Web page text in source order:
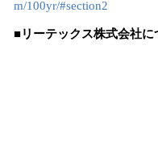
m/100yr/#section2
■リーテックス株式会社に